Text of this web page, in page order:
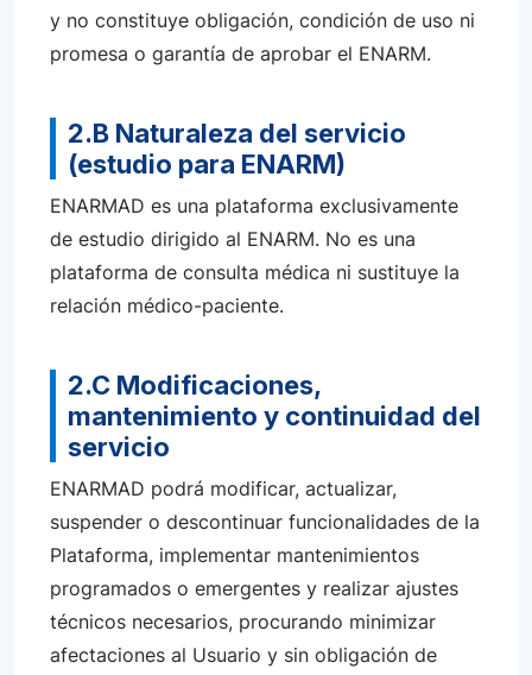
y no constituye obligación, condición de uso ni
promesa o garantía de aprobar el ENARM.
2.B Naturaleza del servicio
(estudio para ENARM)
ENARMAD es una plataforma exclusivamente
de estudio dirigido al ENARM. No es una
plataforma de consulta médica ni sustituye la
relación médico-paciente.
2.C Modificaciones,
mantenimiento y continuidad del
servicio
ENARMAD podrá modificar, actualizar,
suspender o descontinuar funcionalidades de la
Plataforma, implementar mantenimientos
programados o emergentes y realizar ajustes
técnicos necesarios, procurando minimizar
afectaciones al Usuario y sin obligación de